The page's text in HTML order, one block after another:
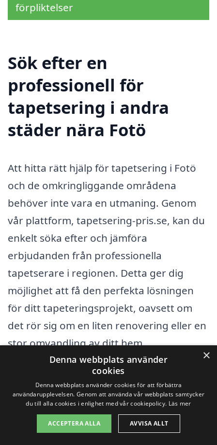
förpliktelser
Sök efter en
professionell för
tapetsering i andra
städer nära Fotö
Att hitta rätt hjälp för tapetsering i Fotö
och de omkringliggande områdena
behöver inte vara en utmaning. Genom
vår plattform, tapetsering-pris.se, kan du
enkelt söka efter och jämföra
erbjudanden från professionella
tapetserare i regionen. Detta ger dig
möjlighet att få den perfekta lösningen
för ditt tapeteringsprojekt, oavsett om
det rör sig om en liten renovering eller en
stor omvandling av ditt hem.
När du letar efter tapetsering i Fotö kan
det vara bra att även överväga företag i
närområdet. Här är några städer där du
kan hitta professionell hjälp:
×
Denna webbplats använder
cookies
Denna webbplats använder cookies för att förbättra
användarupplevelsen. Genom att använda vår webbplats samtycker
du till alla cookies i enlighet med vår cookiepolicy. Läs mer
ACCEPTERA ALLA AVVISA ALLT